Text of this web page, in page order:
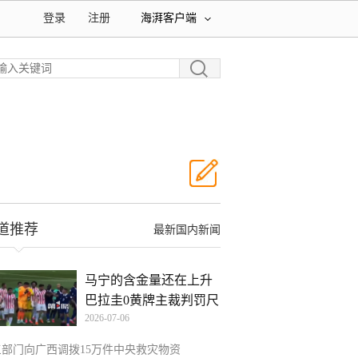
海湃客户端
注册
登录
最新国内新闻
推荐
马宁的含金量还在上升
巴拉圭0黄牌主裁判罚尺
2026-07-06
门向广西调拨15万件中央救灾物资